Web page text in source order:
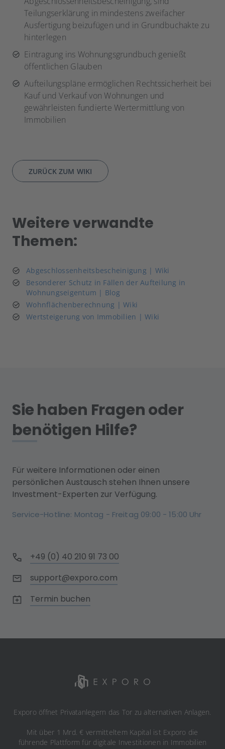
Teilungserklärung in mindestens zweifacher
Ausfertigung beizufügen und in Grundbuchakte zu
hinterlegen
Eintragung ins Wohnungsgrundbuch genießt
öffentlichen Glauben
Aufteilungspläne ermöglichen Rechtssicherheit bei
Kauf und Verkauf von Wohnungen und
gewährleisten fundierte Wertermittlung von
Immobilien
ZURÜCK ZUM WIKI
Weitere verwandte
Themen:
Abgeschlossenheitsbescheinigung | Wiki
Besonderer Schutz in Fällen der Aufteilung in
Wohnungseigentum | Blog
Wohnflächenberechnung | Wiki
Wertsteigerung von Immobilien | Wiki
Sie haben Fragen oder
benötigen Hilfe?
Für weitere Informationen oder einen
persönlichen Austausch stehen Ihnen unsere
Investment-Experten zur Verfügung.
Service-Hotline: Montag - Freitag 09:00 - 15:00 Uhr
+49 (0) 40 210 91 73 00
support@exporo.com
Termin buchen
Exporo öffnet Privatanlegern das Tor zu alternativen Anlagen.
Mit über 1 Mrd. € vermitteltem Kapital ist Exporo die
führende Plattform für digitale Investitionen in Immobilien